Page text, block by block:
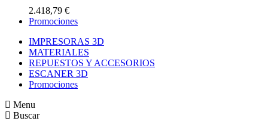
2.418,79 €
Promociones
IMPRESORAS 3D
MATERIALES
REPUESTOS Y ACCESORIOS
ESCANER 3D
Promociones
Menu
Buscar